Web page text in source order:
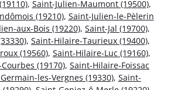
, Saint-Julien-Maumont (19500),
(19210), Saint-Julien-le-Pèlerin
aux-Bois (19220), Saint-Jal (19700),
, Saint-Hilaire-Taurieux (19400),
(19560), Saint-Hilaire-Luc (19160),
(19170), Saint-Hilaire-Foissac
les-Vergnes (19330), Saint-